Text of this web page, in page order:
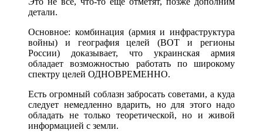
детали.
Основное: комбинация (армия и инфраструктура
войны) и география целей (ВОТ и регионы
России) доказывает, что украинская армия
обладает возможностью работать по широкому
спектру целей ОДНОВРЕМЕННО.
Есть огромный соблазн забросать советами, а куда
следует немедленно вдарить, но для этого надо
обладать не только теоретической, но и живой
информацией с земли.